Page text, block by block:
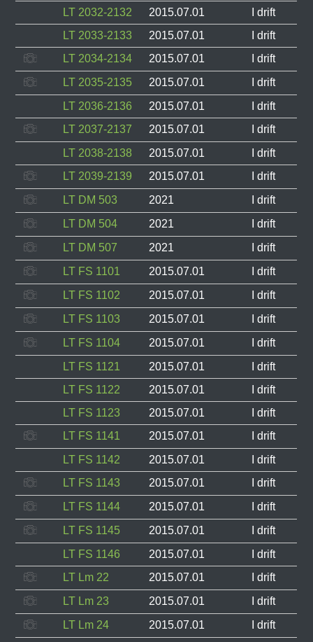
LT 2032-2132 2015.07.01
I drift
LT 2033-2133
2015.07.01
I drift
LT 2034-2134
2015.07.01
I drift
LT 2035-2135
2015.07.01
I drift
LT 2036-2136
2015.07.01
I drift
LT 2037-2137
2015.07.01
I drift
LT 2038-2138
2015.07.01
I drift
LT 2039-2139
2015.07.01
I drift
LT DM 503
2021
I drift
LT DM 504
2021
I drift
LT DM 507
2021
I drift
LT FS 1101
2015.07.01
I drift
LT FS 1102
2015.07.01
I drift
LT FS 1103
2015.07.01
I drift
LT FS 1104
2015.07.01
I drift
LT FS 1121
2015.07.01
I drift
LT FS 1122
2015.07.01
I drift
LT FS 1123
2015.07.01
I drift
LT FS 1141
2015.07.01
I drift
LT FS 1142
2015.07.01
I drift
LT FS 1143
2015.07.01
I drift
LT FS 1144
2015.07.01
I drift
LT FS 1145
2015.07.01
I drift
LT FS 1146
2015.07.01
I drift
LT Lm 22
2015.07.01
I drift
LT Lm 23
2015.07.01
I drift
LT Lm 24
2015.07.01
I drift